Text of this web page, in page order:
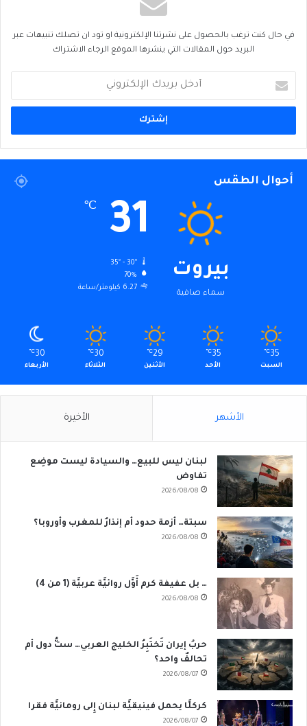
في حال كنت ترغب بالحصول على نشرتنا الإلكترونية او تود ان تصلك تنبيهات عبر
البريد حول المقالات التي ينشرها الموقع الرجاء الاشتراك
بريدك
الإلكتروني
أحوال الطقس
بيروت
سماء صافية
31
℃
35º - 30º
70%
6.27 كيلومتر/ساعة
35
℃
السبت
35
℃
الأحد
29
℃
الأثنين
30
℃
الثلاثاء
30
℃
الأربعاء
الأشهر الأخيرة
لبنان ليس للبيع… والسيادة ليست موضِع
تفاوض
2026/08/08
سبتة… أزمة حدود أم إنذارٌ للمغرب وأوروبا؟
2026/08/08
… بل عفيفة كرم أَوَّل روائيَّة عربيَّة (1 من 4)
2026/08/08
حربُ إيران تَختَبِرُ الخليج العربي… ستُّ دول أم
تحالفٌ واحد؟
2026/08/07
كركلَّا يحمل فينيقيَّة لبنان إِلى رومانيَّة فقرا
2026/08/07